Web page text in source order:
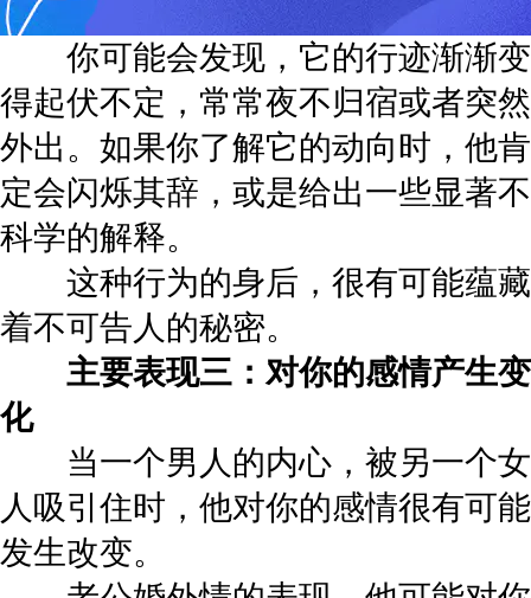
你可能会发现，它的行迹渐渐变
得起伏不定，常常夜不归宿或者突然
外出。如果你了解它的动向时，他肯
定会闪烁其辞，或是给出一些显著不
科学的解释。
这种行为的身后，很有可能蕴藏
着不可告人的秘密。
主要表现三：对你的感情产生变
化
当一个男人的内心，被另一个女
人吸引住时，他对你的感情很有可能
发生改变。